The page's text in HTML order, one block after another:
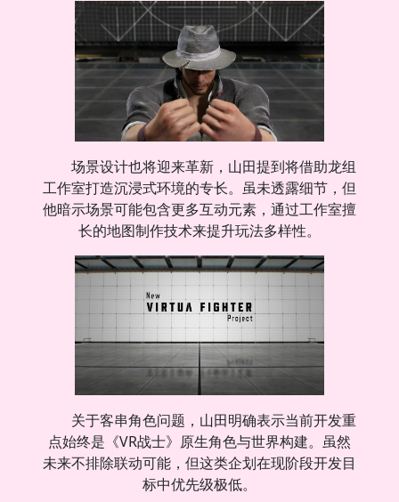
场景设计也将迎来革新，山田提到将借助龙组
工作室打造沉浸式环境的专长。虽未透露细节，但
他暗示场景可能包含更多互动元素，通过工作室擅
长的地图制作技术来提升玩法多样性。
关于客串角色问题，山田明确表示当前开发重
点始终是《VR战士》原生角色与世界构建。虽然
未来不排除联动可能，但这类企划在现阶段开发目
标中优先级极低。